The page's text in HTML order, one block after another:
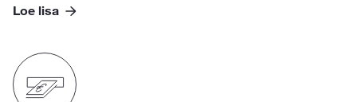
Loe lisa